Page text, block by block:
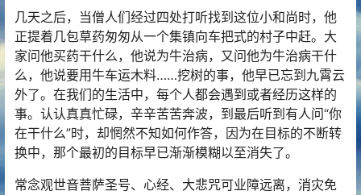
几天之后，当僧人们经过四处打听找到这位小和尚时，他
正提着几包草药匆匆从一个集镇向车把式的村子中赶。大
家问他买药干什么，他说为牛治病，又问他为牛治病干什
么，他说要用牛车运木料……挖树的事，他早已忘到九霄云
外了。在我们的生活中，每个人都会遇到或者经历这样的
事。认认真真忙碌，辛辛苦苦奔波，到最后听到有人问“你
在干什么”时，却惘然不知如何作答，因为在目标的不断转
换中，那个最初的目标早已渐渐模糊以至消失了。
常念观世音菩萨圣号、心经、大悲咒可业障远离，消灾免